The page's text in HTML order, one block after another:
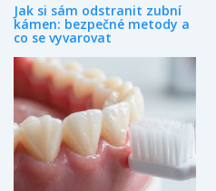
Jak si sám odstranit zubní
kámen: bezpečné metody a
co se vyvarovat